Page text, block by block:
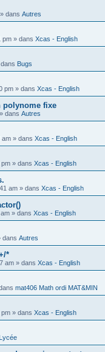
dans Autres
pm » dans Xcas - English
Bugs
pm » dans Xcas - English
polynome fixe
dans Autres
am » dans Xcas - English
» dans Xcas - English
am » dans Xcas - English
» dans Xcas - English
dans Autres
*
am » dans Xcas - English
mat406 Math ordi MAT&MIN
» dans Xcas - English
Lycée